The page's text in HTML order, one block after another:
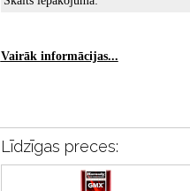
Vairāk informācijas...
Līdzīgas preces: